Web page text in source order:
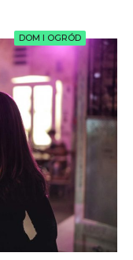
DOM I OGRÓD